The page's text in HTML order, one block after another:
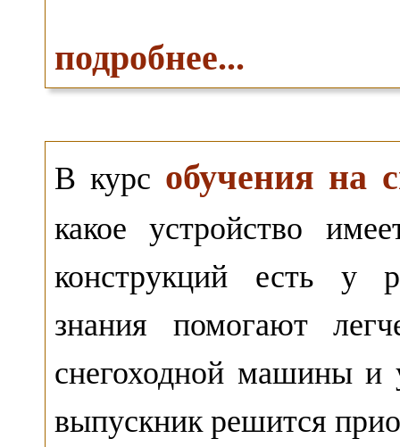
подробнее...
В курс обучения на
какое устройство
конструкций есть у
знания помогают
снегоходной машины и
выпускник решится